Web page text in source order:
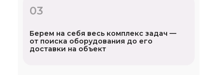
03
Берем на себя весь комплекс задач —
от поиска оборудования до его
доставки на объект